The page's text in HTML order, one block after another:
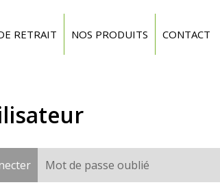
RETRAIT NOS PRODUITS CONTACT
(onglet actif)
Mot de passe oublié